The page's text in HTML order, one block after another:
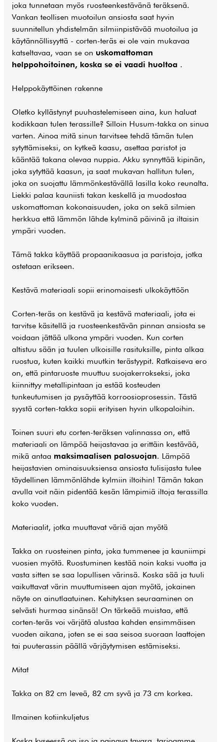
joka tunnetaan myös ruosteenkestävänä teräksenä.
Vankan teollisen muotoilun ansiosta saat hyvin
suunnitellun yhdistelmän silmiinpistävää muotoilua ja
käytännöllisyyttä - corten-teräs ei ole vain mukavaa
katseltavaa, vaan se on uskomattoman
helppohoitoinen, koska se ei vaadi huoltoa .
Helppokäyttöinen rakenne
Oletko kyllästynyt puuhastelemiseen aina, kun haluat
kodikkaan tulen terassille? Silloin Husum-takka on sinua
varten. Ainoa mitä sinun tarvitsee tehdä tämän tulen
sytyttämiseksi, on kytkeä kaasu, asettaa paristot ja
kääntää takana olevaa nuppia. Akku synnyttää kipinän,
joka sytyttää kaasun, ja saat mukavan hallitun tulen,
joka on suojattu lämmönkestävällä lasilla koko reunalta.
Liekki palaa kauniisti takan keskellä ja muodostaa
uskomattoman kokonaisuuden, joka on sekä silmien
herkkua että lämmön lähde kylminä päivinä ja iltaisin
ympäri vuoden.
Tämä takka käyttää propaanikaasua ja paristoja, jotka
ostetaan erikseen.
Kestävä materiaali sopii erinomaisesti ulkokäyttöön
Corten-teräs on kestävä ja kestävä materiaali, jota ei
tarvitse käsitellä ja ruosteenkestävän pinnan ansiosta se
voidaan jättää ulkona ympäri vuoden. Kun corten
altistuu sään ja tuulen ulkoisille rasituksille, pinta alkaa
ruostua, kuten kaikki muutkin terästyypit. Ratkaiseva ero
on, että pintaruoste muuttuu suojakerrokseksi, joka
kiinnittyy metallipintaan ja estää kosteuden
tunkeutumisen ja pysäyttää korroosioprosessin. Tästä
syystä corten-takka sopii erityisen hyvin ulkopaloihin.
Toinen suuri etu corten-teräksen valinnassa on, että
materiaali on lämpöä heijastavaa ja erittäin kestävää,
mikä antaa maksimaalisen palosuojan. Lämpöä
heijastavien ominaisuuksiensa ansiosta tulisijasta tulee
täydellinen lämmönlähde kylmiin iltoihin! Tämän takan
avulla voit näin pidentää kesän lämpimiä iltoja terassilla
koko vuoden.
Materiaalit, jotka muuttavat väriä ajan myötä
Takka on ruosteinen pinta, joka tummenee ja kauniimpi
vuosien myötä. Ruostuminen kestää noin kaksi vuotta ja
vasta sitten se saa lopullisen värinsä. Koska sää ja tuuli
vaikuttavat värin muuttumiseen ajan myötä, jokainen
näyte on ainutlaatuinen. Kehityksen seuraaminen on
selvästi hurmaa sinänsä! On tärkeää muistaa, että
corten-teräs voi värjätä alustaa kahden ensimmäisen
vuoden aikana, joten se ei saa seisoa suoraan laattojen
tai puuterassin päällä värjäytymisen estämiseksi.
Mitat
Takka on 82 cm leveä, 82 cm syvä ja 73 cm korkea.
Ilmainen kotiinkuljetus